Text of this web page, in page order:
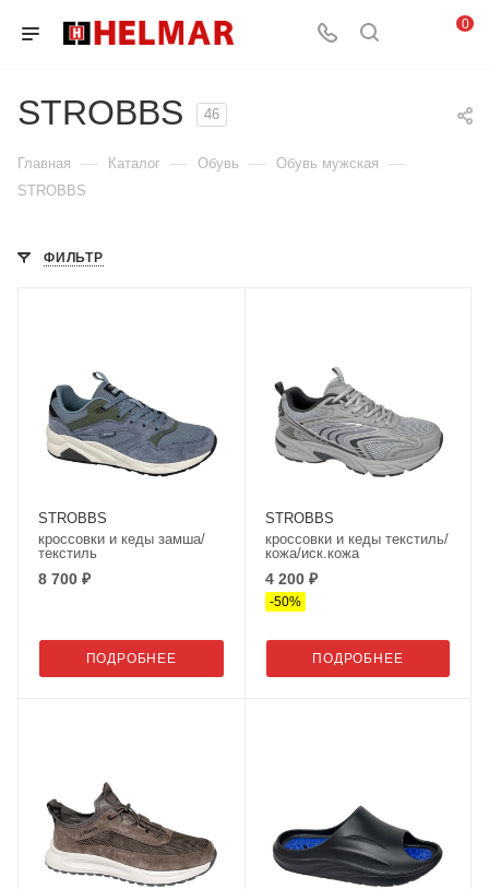
0
STROBBS 46
Главная — Каталог — Обувь — Обувь мужская —
STROBBS
ФИЛЬТР
STROBBS
кроссовки и кеды замша/
текстиль
8 700 ₽
ПОДРОБНЕЕ
STROBBS
кроссовки и кеды текстиль/
кожа/иск.кожа
4 200 ₽
-50%
ПОДРОБНЕЕ